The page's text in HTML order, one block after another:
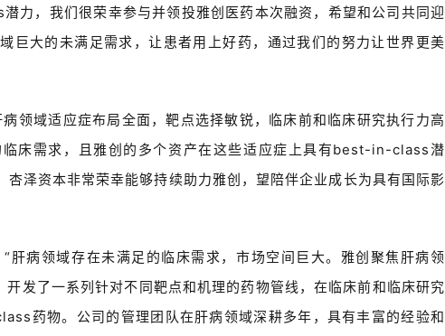
力，我们很荣幸参与并领投雅创医药本次融资，希望和公司共同迎
巨大的未满足需求，让患者用上好药，通过我们的努力让世界更美
领域适应症布局全面，靶点选择敏锐，临床前和临床研究执行力高
床需求，且雅创的多个资产在这些适应症上具有best-in-class潜
泽资本非常荣幸能够持续助力雅创，望陪伴企业成长为具有国际影
“肝病领域存在未满足的临床需求，市场空间巨大。雅创聚焦肝病领
发了一系列针对不同靶点和机理的药物管线，在临床前和临床研究
药物。公司的管理团队在肝病领域深耕多年，具有丰富的经验和